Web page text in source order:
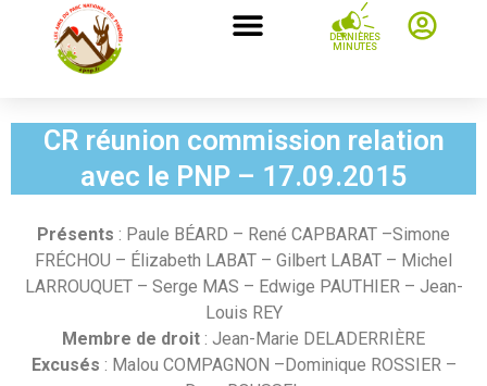
DERNIÈRES
MINUTES
CR réunion commission relation
avec le PNP – 17.09.2015
Présents : Paule BÉARD – René CAPBARAT –Simone
FRÉCHOU – Élizabeth LABAT – Gilbert LABAT – Michel
LARROUQUET – Serge MAS – Edwige PAUTHIER – Jean-
Louis REY
Membre de droit : Jean-Marie DELADERRIÈRE
Excusés : Malou COMPAGNON –Dominique ROSSIER –